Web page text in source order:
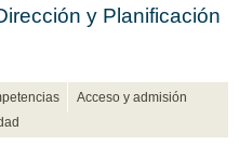
y Planificación
Acceso y admisión